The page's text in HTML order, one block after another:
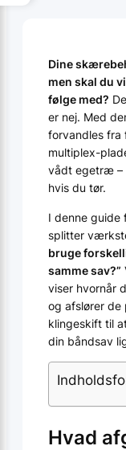
Dine
men skal du
følge med?
er nej. Med
forvandles
multiplex-
vådt egetræ –
hvis du tør.
I denne guide
splitter
bruge
samme sav?”
viser hvornår
og afslører de
klingeskift til
din båndsav
Hvad